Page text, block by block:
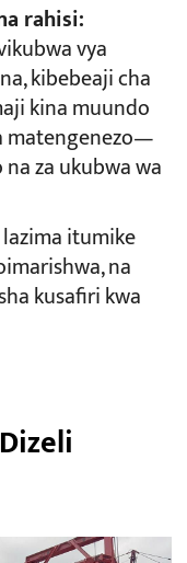
rahisi:
vya
kibebeaji cha
kina muundo
matengenezo—
za ukubwa wa
itumike
na
kusafiri kwa